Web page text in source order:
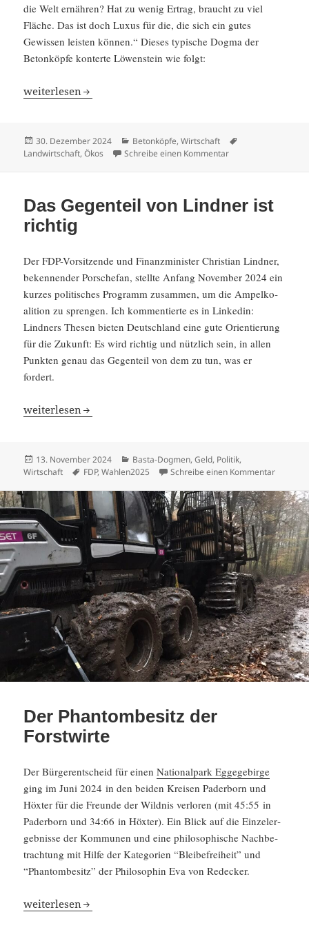
die Welt ernähren? Hat zu wenig Ertrag, braucht zu viel
Fläche. Das ist doch Luxus für die, die sich ein gutes
Gewissen leisten können.“ Dieses typische Dogma der
Beton­köpfe konterte Löwen­stein wie folgt:
Kann Bio-Landbau die Welt ernähren? Falsche Frage,
weiter­lesen
Veröffentlicht
am
30. Dezember 2024 Kategorien
Betonköpfe,Wirtschaft
Landwirtschaft,Ökos Schreibe einen Kommentarzu Kann Bio-
Das Gegenteil von Lindner ist
richtig
Der FDP-Vorsit­zende und Finanz­mi­nister Chris­tian Lindner,
beken­nender Porschefan, stellte Anfang November 2024 ein
kurzes politi­sches Programm zusammen, um die Ampel­ko­
ali­tion zu sprengen. Ich kommen­tierte es in Linkedin:
Lindners Thesen bieten Deutsch­land eine gute Orien­tie­rung
für die Zukunft: Es wird richtig und nützlich sein, in allen
Punkten genau das Gegen­teil von dem zu tun, was er
fordert.
Das Gegen­teil von Lindner ist richtig
weiter­lesen
Veröffentlicht
am
13. November 2024 Kategorien
Basta-Dogmen,Geld, Politik,
Wirtschaft
Schlagwörter
FDP,Wahlen2025 Schreibe einen Kommentarzu Das
Der Phantombesitz der
Forstwirte
Der Bürger­ent­scheid für einenNatio­nal­park Eggege­birge
ging im Juni 2024 in den beiden Kreisen Pader­born und
Höxter für die Freunde der Wildnis verloren (mit 45:55 in
Pader­born und 34:66 in Höxter). Ein Blick auf die Einzel­er­
geb­nisse der Kommunen und eine philo­so­phi­sche Nachbe­
trach­tung mit Hilfe der Katego­rien “Bleibe­frei­heit” und
“Phantom­be­sitz” der Philo­so­phin Eva von Redecker.
Der Phantom­be­sitz der Forst­wirte
weiter­lesen